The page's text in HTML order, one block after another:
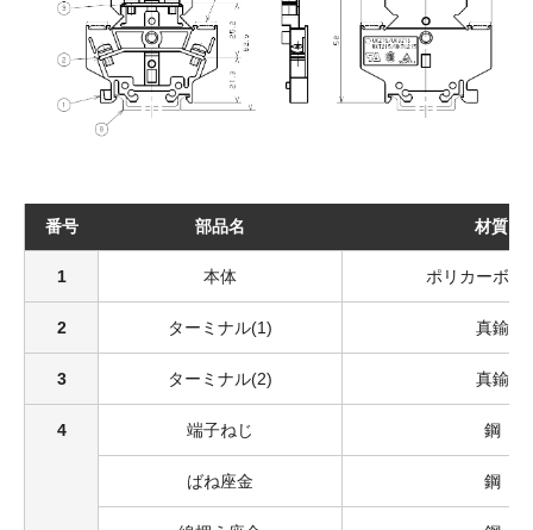
番号 部品名 材質
1 本体 ポリカーボネ
2 ターミナル(1) 真鍮
3 ターミナル(2) 真鍮
4 端子ねじ 鋼
ばね座金 鋼